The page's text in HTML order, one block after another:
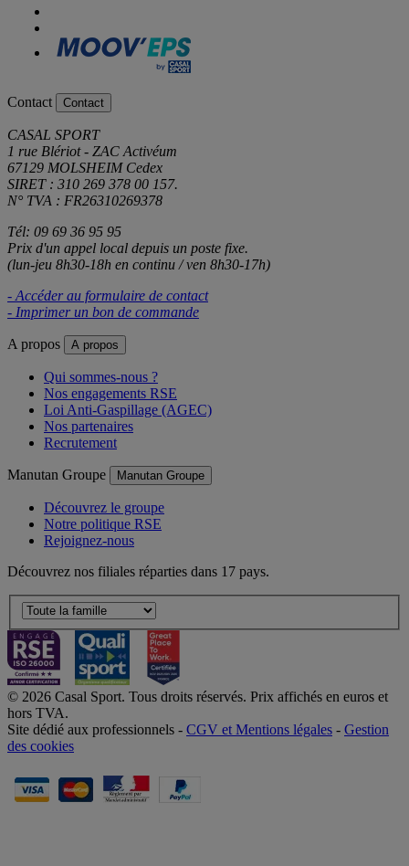
Contact Contact
CASAL SPORT
1 rue Blériot - ZAC Activéum
67129 MOLSHEIM Cedex
SIRET : 310 269 378 00 157.
N° TVA : FR26310269378
Tél: 09 69 36 95 95
Prix d'un appel local depuis un poste fixe.
(lun-jeu 8h30-18h en continu / ven 8h30-17h)
- Accéder au formulaire de contact
- Imprimer un bon de commande
A propos A propos
Qui sommes-nous ?
Nos engagements RSE
Loi Anti-Gaspillage (AGEC)
Nos partenaires
Recrutement
Manutan Groupe Manutan Groupe
Découvrez le groupe
Notre politique RSE
Rejoignez-nous
Découvrez nos filiales réparties dans 17 pays.
© 2026 Casal Sport. Tous droits réservés. Prix affichés en euros et
hors TVA.
Site dédié aux professionnels - CGV et Mentions légales - Gestion
des cookies